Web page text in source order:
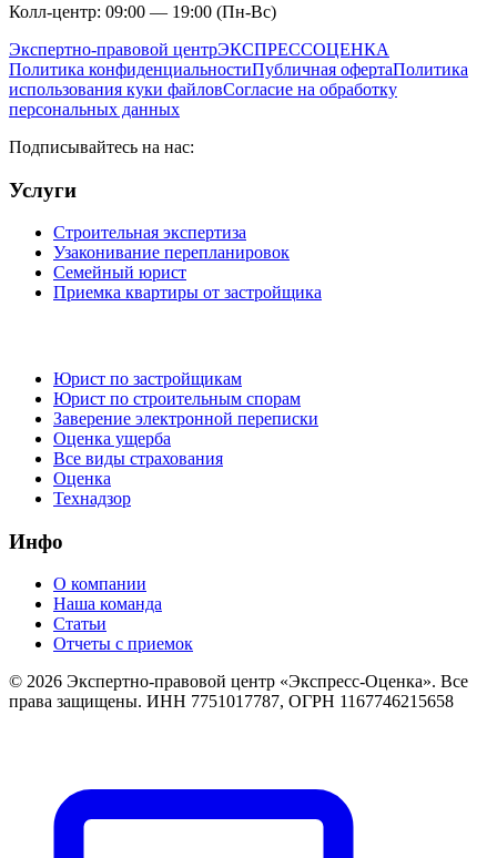
Колл-центр: 09:00 — 19:00 (Пн-Вс)
Экспертно-правовой центрЭКСПРЕССОЦЕНКА
Политика конфиденциальностиПубличная офертаПолитика
использования куки файловСогласие на обработку
персональных данных
Подписывайтесь на нас:
Услуги
Строительная экспертиза
Узаконивание перепланировок
Семейный юрист
Приемка квартиры от застройщика
Юрист по застройщикам
Юрист по строительным спорам
Заверение электронной переписки
Оценка ущерба
Все виды страхования
Оценка
Технадзор
Инфо
О компании
Наша команда
Статьи
Отчеты с приемок
© 2026 Экспертно-правовой центр «Экспресс-Оценка». Все
права защищены. ИНН 7751017787, ОГРН 1167746215658